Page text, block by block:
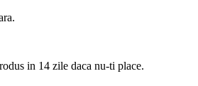
in 14 zile daca nu-ti place.